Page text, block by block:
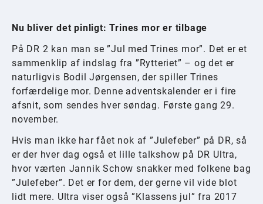
Nu bliver det pinligt: Trines mor er tilbage
På DR 2 kan man se ”Jul med Trines mor”. Det er et
sammenklip af indslag fra ”Rytteriet” – og det er
naturligvis Bodil Jørgensen, der spiller Trines
forfærdelige mor. Denne adventskalender er i fire
afsnit, som sendes hver søndag. Første gang 29.
november.
Hvis man ikke har fået nok af ”Julefeber” på DR, så
er der hver dag også et lille talkshow på DR Ultra,
hvor værten Jannik Schow snakker med folkene bag
”Julefeber”. Det er for dem, der gerne vil vide blot
lidt mere. Ultra viser også ”Klassens jul” fra 2017